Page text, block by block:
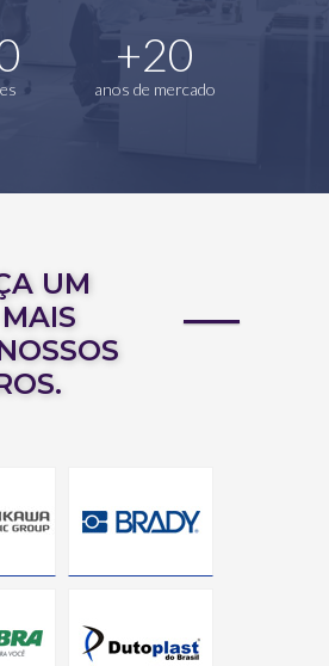
+20
anos de mercado
UM